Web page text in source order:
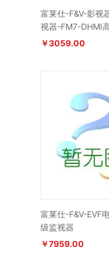
富莱仕-F&V-影视
视器-FM7-DHMI
机
￥3059.00
富莱仕-F&V-EVF
级监视器
￥7959.00